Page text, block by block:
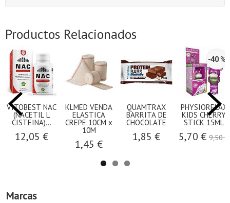
Marcas
Productos Relacionados
VITOBEST NAC
(NACETIL L
CISTEINA)...
12,05 €
KLMED VENDA
ELASTICA
CREPE 10CM x
10M
1,45 €
QUAMTRAX
BARRITA DE
CHOCOLATE
1,85 €
-40 %
PHYSIORELAX
KIDS CHERRY
STICK 15ML
5,70 € 9,50 €